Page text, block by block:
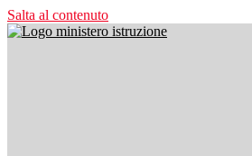
Salta al contenuto